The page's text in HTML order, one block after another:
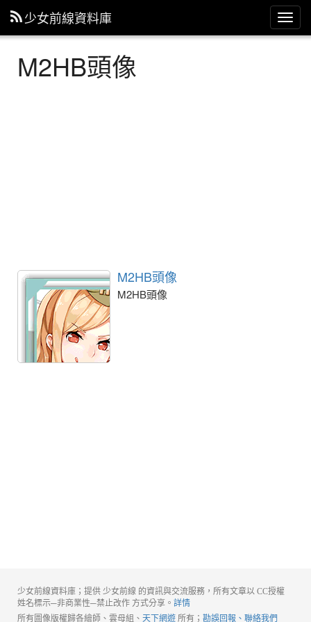
主
選
少女前線資料庫
M2HB頭像
M2HB頭像
M2HB頭像
少女前線資料庫；提供 少女前線 的資訊與交流服務，所有文章以 CC授權
姓名標示─非商業性─禁止改作 方式分享。 詳情
所有圖像版權歸各繪師、雲母組、 天下網遊 所有； 勘誤回報、聯絡我們